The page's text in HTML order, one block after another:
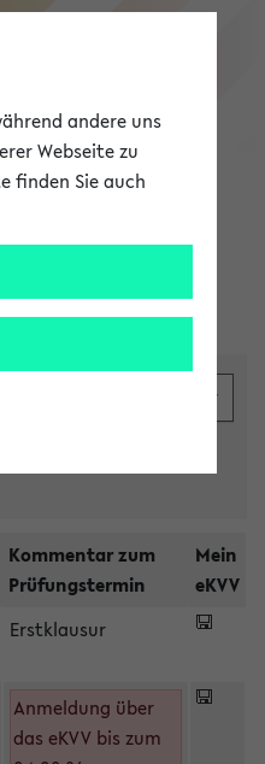
Kommentar zum
Prüfungstermin
Mein
eKVV
Erstklausur
Anmeldung über
das eKVV bis zum
andere uns
Webseite zu
finden Sie auch